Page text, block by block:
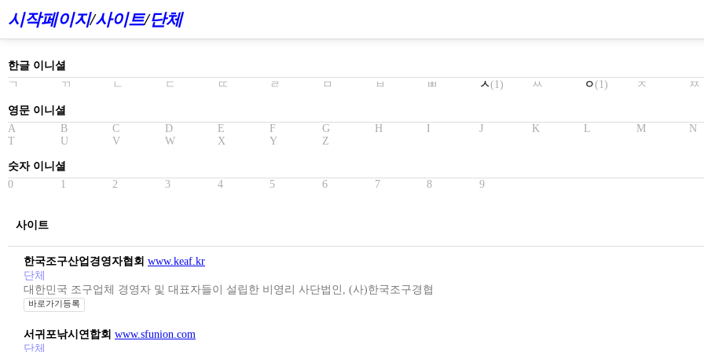
시작페이지/사이트/단체
한글 이니셜
ㄱ
ㄲ ㄴ ㄷ ㄸ ㄹ ㅁ ㅂ ㅃ ㅅ(1) ㅆ ㅇ(1) ㅈ ㅉ
영문 이니셜
A
B C D E F G H I J K L M N
T
U V W X Y Z
숫자 이니셜
0
1 2 3 4 5 6 7 8 9
사이트
한국조구산업경영자협회 www.keaf.kr
단체
대한민국 조구업체 경영자 및 대표자들이 설립한 비영리 사단법인, (사)한국조구경협
바로가기등록
서귀포낚시연합회 www.sfunion.com
단체